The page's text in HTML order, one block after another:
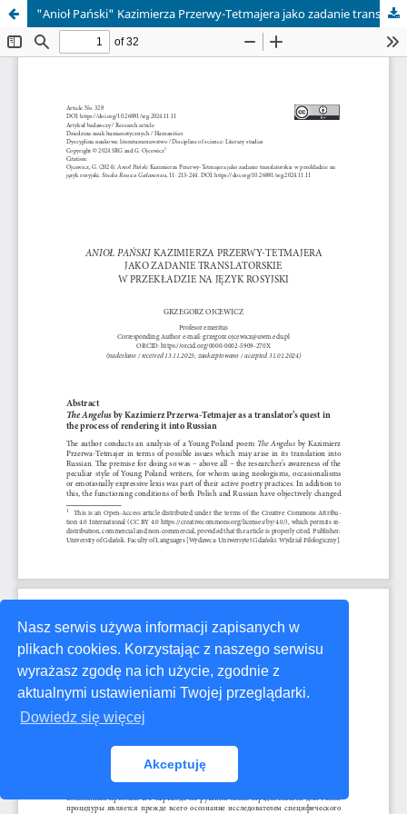
Nasz serwis używa informacji zapisanych w
plikach cookies. Korzystając z naszego serwisu
wyrażasz zgodę na ich użycie, zgodnie z
aktualnymi ustawieniami Twojej przeglądarki.
Dowiedz się więcej
Akceptuję
"Anioł Pański" Kazimierza Przerwy-Tetmajera jako zadanie translatorskie w przekładzie na język rosyjski